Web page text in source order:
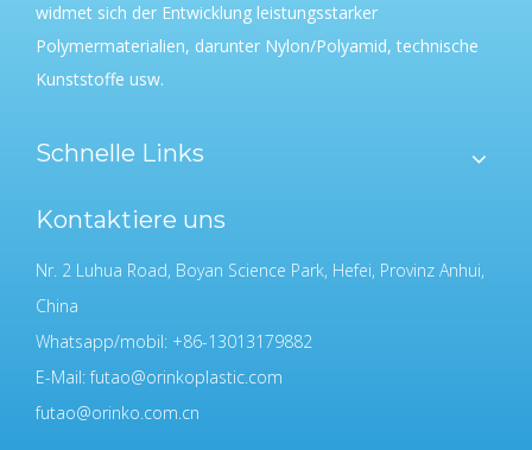
widmet sich der Entwicklung leistungsstarker
Polymermaterialien, darunter Nylon/Polyamid, technische
Kunststoffe usw.
Schnelle Links
Kontaktiere uns
Nr. 2 Luhua Road, Boyan Science Park, Hefei, Provinz Anhui,
China
Whatsapp/mobil: +86-13013179882
E-Mail:futao@orinkoplastic.com
futao@orinko.com.cn